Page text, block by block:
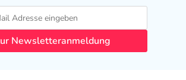
Newsletteranmeldung